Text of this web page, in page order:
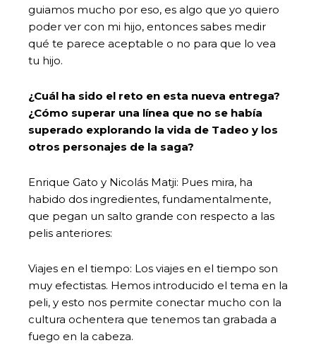
guiamos mucho por eso, es algo que yo quiero
poder ver con mi hijo, entonces sabes medir
qué te parece aceptable o no para que lo vea
tu hijo.
¿Cuál ha sido el reto en esta nueva entrega?
¿Cómo superar una línea que no se había
superado explorando la vida de Tadeo y los
otros personajes de la saga?
Enrique Gato y Nicolás Matji: Pues mira, ha
habido dos ingredientes, fundamentalmente,
que pegan un salto grande con respecto a las
pelis anteriores:
Viajes en el tiempo: Los viajes en el tiempo son
muy efectistas. Hemos introducido el tema en la
peli, y esto nos permite conectar mucho con la
cultura ochentera que tenemos tan grabada a
fuego en la cabeza.